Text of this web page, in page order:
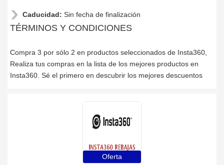
Caducidad: Sin fecha de finalización
TÉRMINOS Y CONDICIONES
Compra 3 por sólo 2 en productos seleccionados de Insta360,
Realiza tus compras en la lista de los mejores productos en
Insta360. Sé el primero en descubrir los mejores descuentos
Oferta